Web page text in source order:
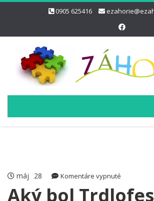
0905 625416
máj 28 Komentáre vypnuté
bol
Aký bol